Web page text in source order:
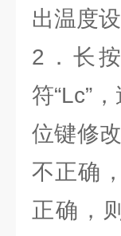
出温度
2．长
符“Lc”
位键修
不正确
正确，